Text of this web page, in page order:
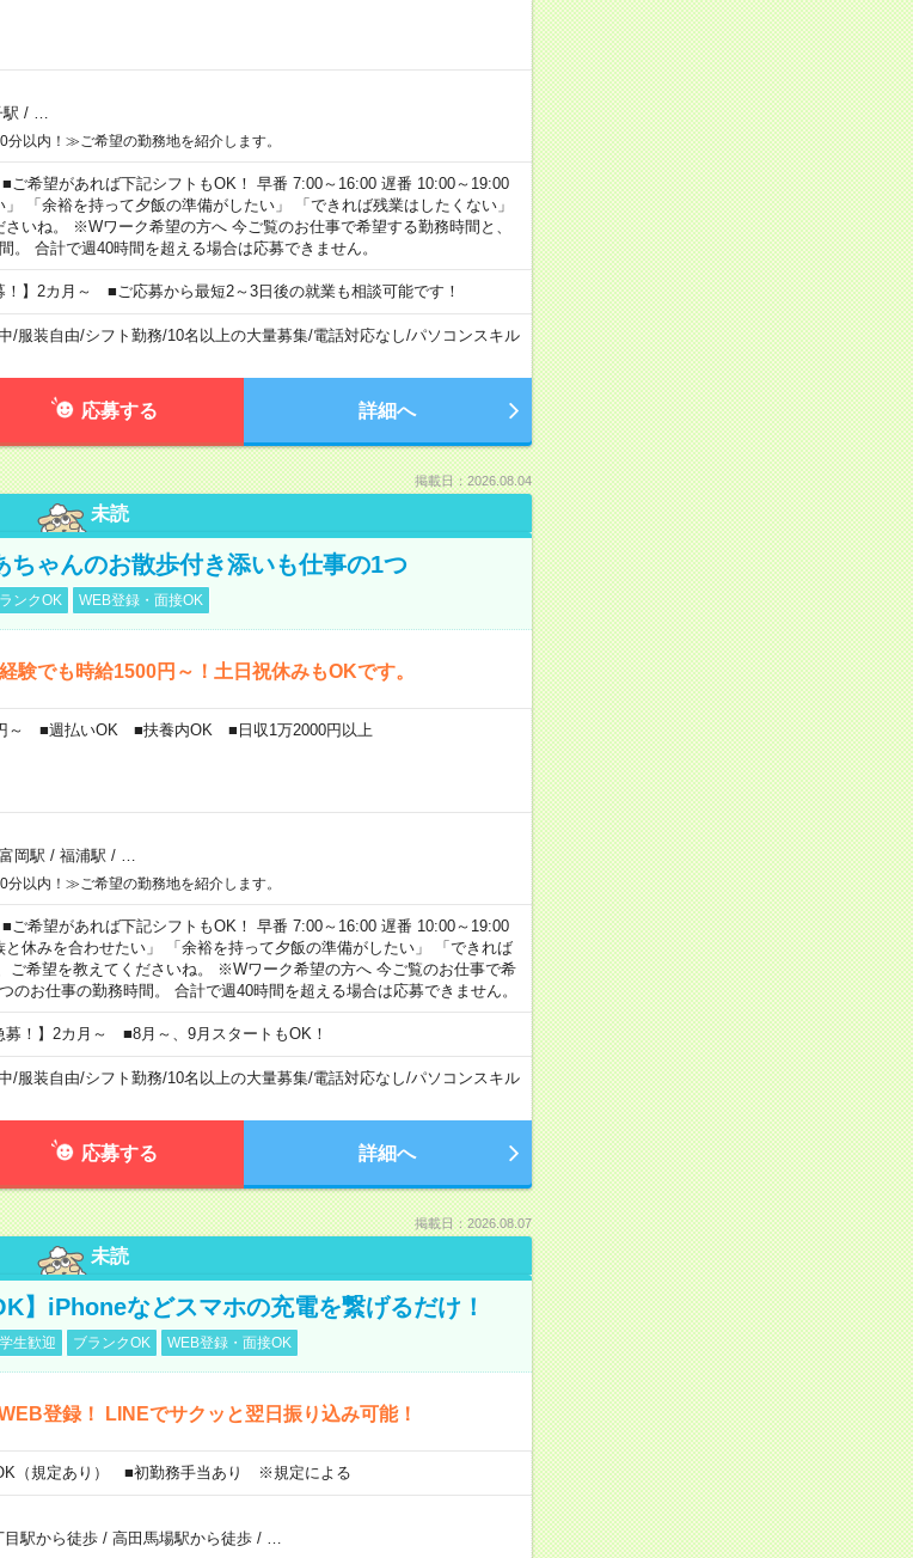
駅 /
以内！≫ご希望の勤務地を紹介します。
ご希望があれば下記シフトもOK！ 早番 7:00～16:00 遅番 10:00～19:00
」 「余裕を持って夕飯の準備がしたい」 「できれば残業はしたくない」
いね。 ※Wワーク希望の方へ 今ご覧のお仕事で希望する勤務時間と、
。 合計で週40時間を超える場合は応募できません。
！】2カ月～ ■ご応募から最短2～3日後の就業も相談可能です！
/服装自由/シフト勤務/10名以上の大量募集/電話対応なし/パソコンスキル
応募する 詳細へ
掲載日：2026.08.04
未読
ちゃんのお散歩付き添いも仕事の1つ
ンクOK WEB登録・面接OK
でも時給1500円～！土日祝休みもOKです。
～ ■週払いOK ■扶養内OK ■日収1万2000円以上
岡駅 / 福浦駅 /
以内！≫ご希望の勤務地を紹介します。
ご希望があれば下記シフトもOK！ 早番 7:00～16:00 遅番 10:00～19:00
休みを合わせたい」 「余裕を持って夕飯の準備がしたい」 「できれば
ご希望を教えてくださいね。 ※Wワーク希望の方へ 今ご覧のお仕事で希
のお仕事の勤務時間。 合計で週40時間を超える場合は応募できません。
募！】2カ月～ ■8月～、9月スタートもOK！
/服装自由/シフト勤務/10名以上の大量募集/電話対応なし/パソコンスキル
応募する 詳細へ
掲載日：2026.08.07
未読
】iPhoneなどスマホの充電を繋げるだけ！
生歓迎 ブランクOK WEB登録・面接OK
登録！ LINEでサクッと翌日振り込み可能！
（規定あり） ■初勤務手当あり ※規定による
目駅から徒歩/ 高田馬場駅から徒歩/